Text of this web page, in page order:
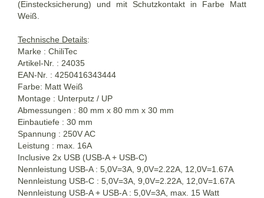
(Einstecksicherung) und mit Schutzkontakt in Farbe Matt
Weiß.
Technische Details:
Marke : ChiliTec
Artikel-Nr. : 24035
EAN-Nr. : 4250416343444
Farbe: Matt Weiß
Montage : Unterputz / UP
Abmessungen : 80 mm x 80 mm x 30 mm
Einbautiefe : 30 mm
Spannung : 250V AC
Leistung : max. 16A
Inclusive 2x USB (USB-A + USB-C)
Nennleistung USB-A : 5,0V=3A, 9,0V=2.22A, 12,0V=1.67A
Nennleistung USB-C : 5,0V=3A, 9,0V=2.22A, 12,0V=1.67A
Nennleistung USB-A + USB-A : 5,0V=3A, max. 15 Watt